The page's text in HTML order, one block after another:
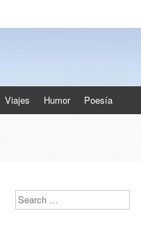
Viajes Humor Poesía
Search